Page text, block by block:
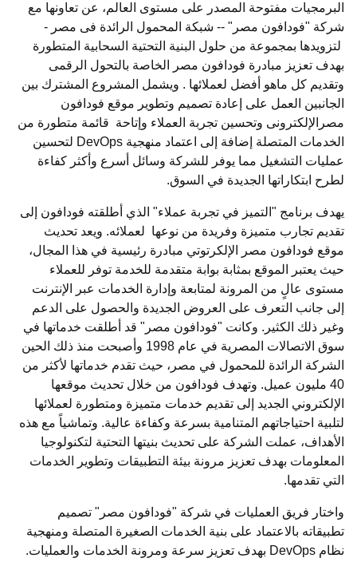
البرمجيات مفتوحة المصدر على مستوى العالم، عن تعاونها مع
شركة "فودافون مصر" -- شبكة المحمول الرائدة فى مصر -
لتزويدها بمجموعة من حلول البنية التحتية السحابية المتطورة
بهدف تعزيز مبادرة فودافون مصر الخاصة بالتحول الرقمى
وتقديم كل ماهو أفضل لعملائها . ويشمل المشروع المشترك بين
الجانبين العمل على إعادة تصميم وتطوير موقع فودافون
مصرالإلكترونى وتحسين تجربة العملاء وإتاحة قائمة متطورة من
الخدمات المتصلة إضافة إلى اعتماد منهجية DevOps لتحسين
عمليات التشغيل مما يوفر للشركة وسائل أسرع وأكثر كفاءة
لطرح ابتكاراتها الجديدة في السوق.
يهدف برنامج "التميز في تجربة عملاء" الذي أطلقته فودافون إلى
تقديم تجارب متميزة وفريدة من نوعها لعملائه. ويعد تحديث
موقع فودافون مصر الإلكرتوتي مبادرة رئيسية في هذا المجال،
حيث يعتبر الموقع بمثابة بوابة متقدمة للخدمة توفر للعملاء
مستوى عالٍ من المرونة لمتابعة وإدارة الخدمات عبر الإنترنت
إلى جانب التعرف على العروض الجديدة والحصول على الدعم
وغير ذلك الكثير. وكانت "فودافون مصر" قد أطلقت خدماتها في
سوق الاتصالات المصرية في عام 1998 وأصبحت منذ ذلك الحين
الشركة الرائدة للمحمول في مصر، حيث تقدم خدماتها لأكثر من
40 مليون عميل. وتهدف فودافون من خلال تحديث موقعها
الإلكتروني الجديد إلى تقديم خدمات متميزة ومتطورة لعملائها
لتلبية احتياجاتهم المتنامية بسرعة وكفاءة عالية. وتماشياً مع هذه
الأهداف، عملت الشركة على تحديث بنيتها التحتية لتكنولوجيا
المعلومات بهدف تعزيز مرونة بيئة التطبيقات وتطوير الخدمات
التي تقدمها.
واختار فريق العمليات في شركة "فودافون مصر" تصميم
تطبيقاته بالاعتماد على بنية الخدمات الصغيرة المتصلة ومنهجية
نظام DevOps بهدف تعزيز سرعة ومرونة الخدمات والعمليات.